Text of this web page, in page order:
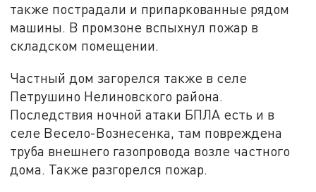
также пострадали и припаркованные рядом
машины. В промзоне вспыхнул пожар в
складском помещении.
Частный дом загорелся также в селе
Петрушино Нелиновского района.
Последствия ночной атаки БПЛА есть и в
селе Весело-Вознесенка, там повреждена
труба внешнего газопровода возле частного
дома. Также разгорелся пожар.